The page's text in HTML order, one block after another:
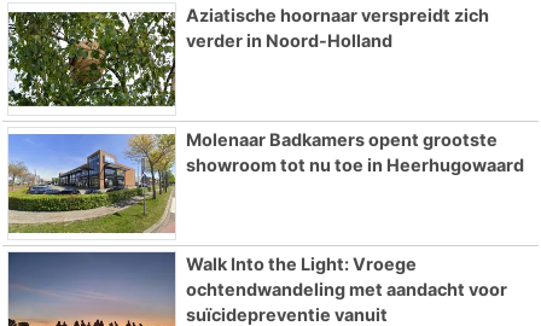
Aziatische hoornaar verspreidt zich
verder in Noord-Holland
Molenaar Badkamers opent grootste
showroom tot nu toe in Heerhugowaard
Walk Into the Light: Vroege
ochtendwandeling met aandacht voor
suïcidepreventie vanuit